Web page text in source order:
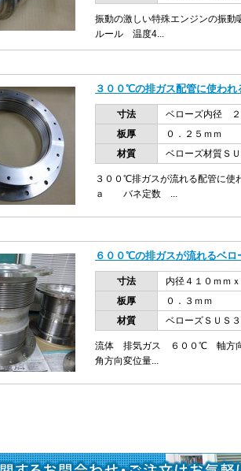
振動の激しい特殊エンジンの振
ルール 温度4...
３００℃の排ガス配管に使わ
寸法
ベローズ内径
板厚
０．２５ｍｍ
材質
ベローズ材質Ｓ
３００℃排ガスが流れる配管に
ａ バネ定数 ...
６００℃の排ガスが流れるベロ
寸法
内径４１０ｍｍ
板厚
０．３ｍｍ
材質
ベローズＳＵＳ
流体 排気ガス ６００℃ 軸方
角方向変位量...